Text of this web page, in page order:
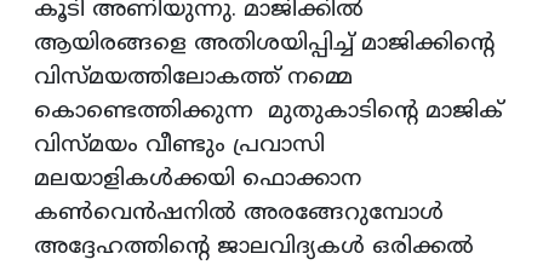
കൂടി അണിയുന്നു. മാജിക്കില്‍
ആയിരങ്ങളെ അതിശയിപ്പിച്ച് മാജിക്കിന്റെ
വിസ്മയത്തിലോകത്ത് നമ്മെ
കൊണ്ടെത്തിക്കുന്ന മുതുകാടിന്റെ മാജിക്
വിസ്മയം വീണ്ടും പ്രവാസി
മലയാളികള്‍ക്കയി ഫൊക്കാന
കണ്‍വെന്‍ഷനില്‍ അരങ്ങേറുമ്പോള്‍
അദ്ദേഹത്തിന്റെ ജാലവിദ്യകള്‍ ഒരിക്കല്‍